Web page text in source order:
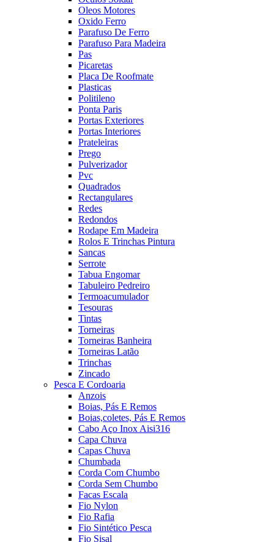
Oleos Motores
Oxido Ferro
Parafuso De Ferro
Parafuso Para Madeira
Pas
Picaretas
Placa De Roofmate
Plasticas
Politileno
Ponta Paris
Portas Exteriores
Portas Interiores
Prateleiras
Prego
Pulverizador
Pvc
Quadrados
Rectangulares
Redes
Redondos
Rodape Em Madeira
Rolos E Trinchas Pintura
Sancas
Serrote
Tabua Engomar
Tabuleiro Pedreiro
Termoacumulador
Tesouras
Tintas
Torneiras
Torneiras Banheira
Torneiras Latão
Trinchas
Zincado
Pesca E Cordoaria
Anzois
Boias, Pás E Remos
Boias,coletes, Pás E Remos
Cabo Aço Inox Aisi316
Capa Chuva
Capas Chuva
Chumbada
Corda Com Chumbo
Corda Sem Chumbo
Facas Escala
Fio Nylon
Fio Rafia
Fio Sintético Pesca
Fio Sisal